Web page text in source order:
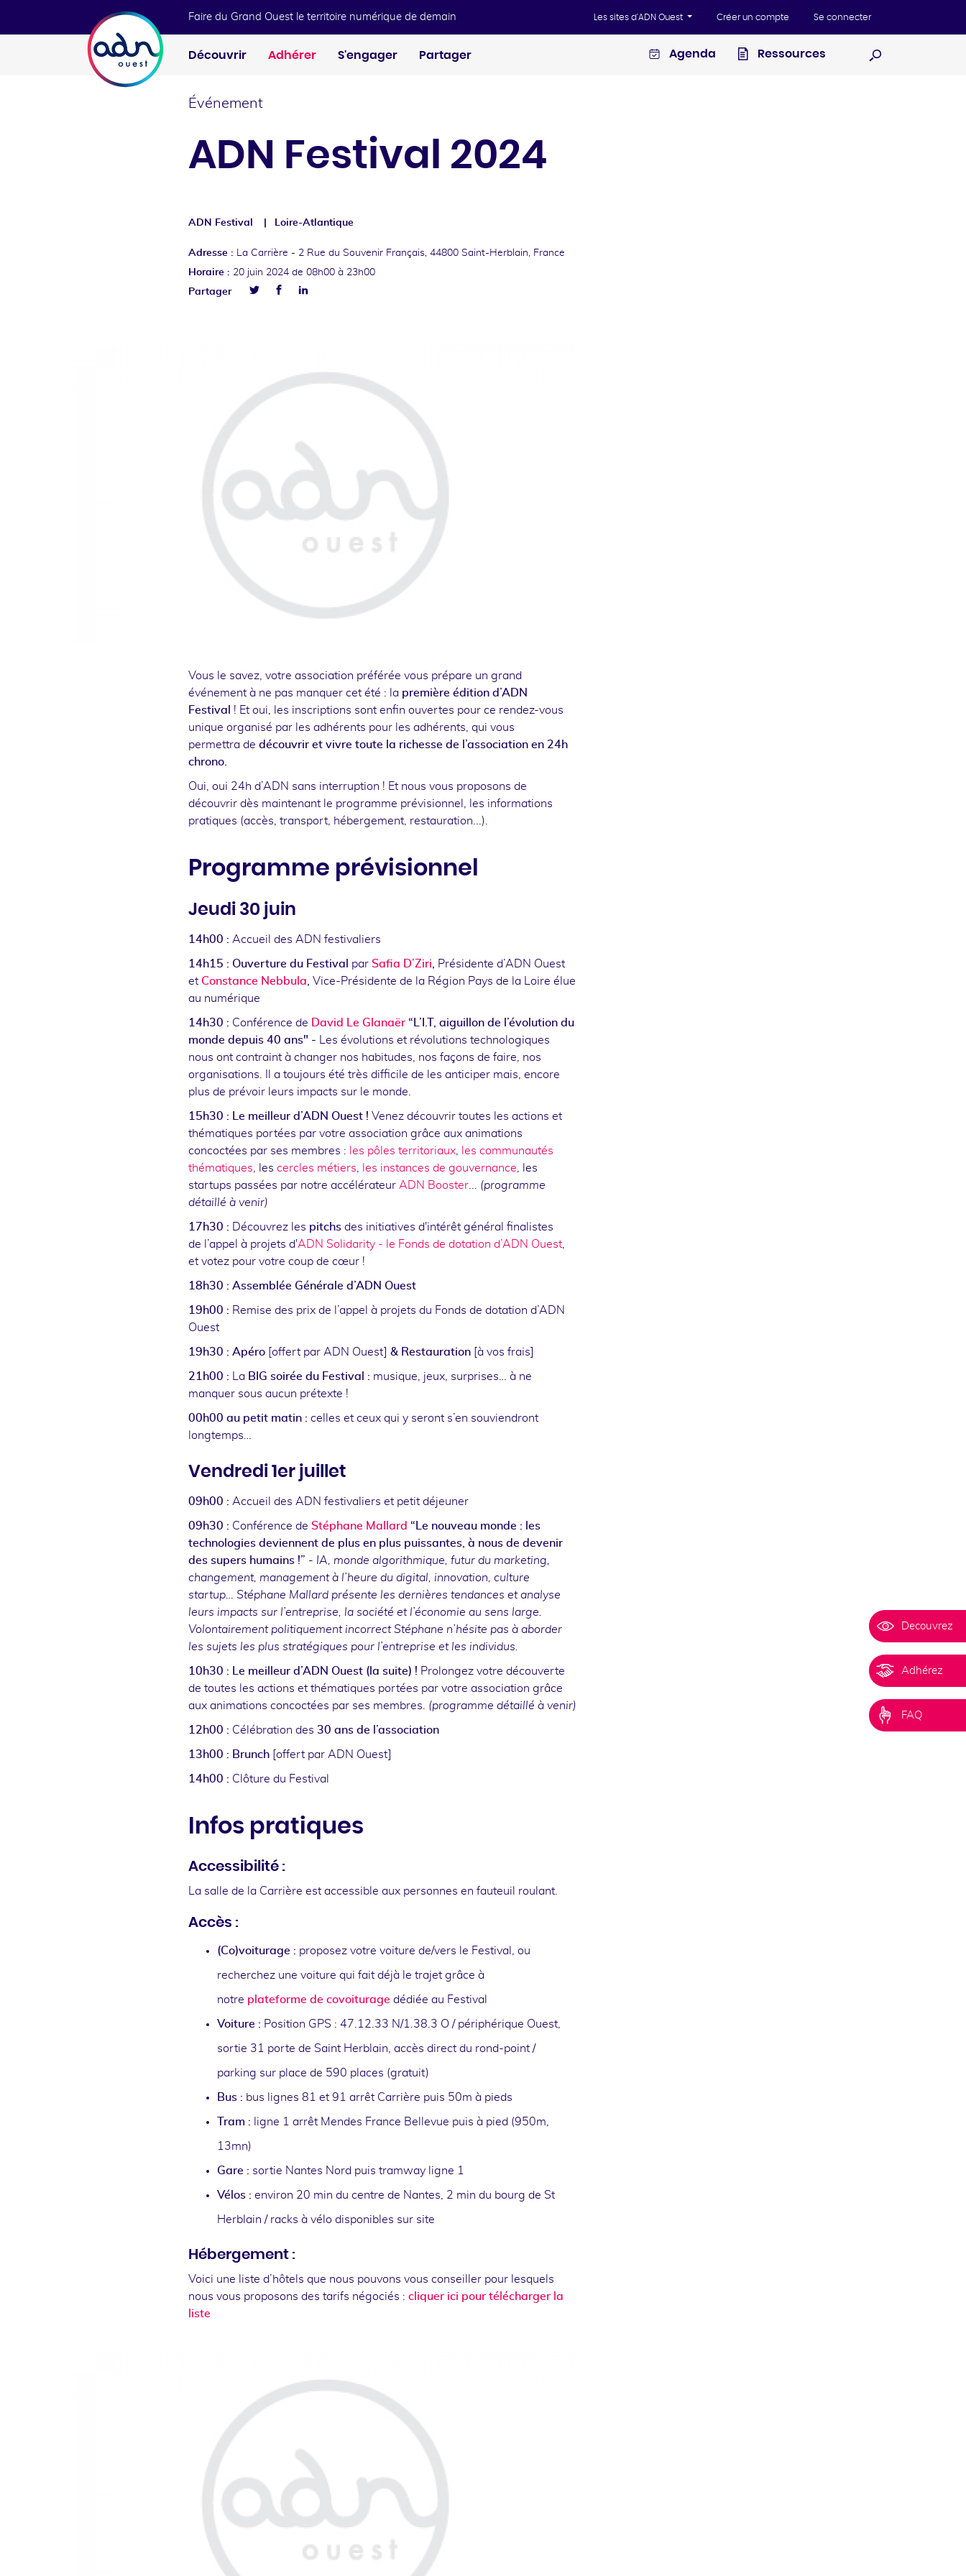
Faire du Grand Ouest le territoire numérique de demain Les sites d'ADN Ouest Créer un compte Se connecter
Découvrir Adhérer S'engager Partager Agenda
Ressources
Événement
ADN Festival 2024
ADN Festival Loire-Atlantique
Adresse : La Carrière - 2 Rue du Souvenir Français, 44800 Saint-Herblain, France
Horaire : 20 juin 2024 de 08h00 à 23h00
Partager
FacebookLinkedin
Vous le savez, votre association préférée vous prépare un grand
événement à ne pas manquer cet été : la première édition d’ADN
Festival
! Et oui, les inscriptions sont enfin ouvertes pour ce rendez-vous
unique organisé par les adhérents pour les adhérents, qui vous
permettra de découvrir et vivre toute la richesse de l’association en 24h
chrono.
Oui, oui 24h d’ADN sans interruption ! Et nous vous proposons de
découvrir dès maintenant le programme prévisionnel, les informations
pratiques (accès, transport, hébergement, restauration...).
Programme prévisionnel
Jeudi 30 juin
14h00 : Accueil des ADN festivaliers
14h15 : Ouverture du Festival par Safia D’Ziri, Présidente d’ADN Ouest
et Constance Nebbula, Vice-Présidente de la Région Pays de la Loire élue
au numérique
14h30 : Conférence de David Le Glanaër “L’I.T, aiguillon de l’évolution du
monde depuis 40 ans" - Les évolutions et révolutions technologiques
nous ont contraint à changer nos habitudes, nos façons de faire, nos
organisations. Il a toujours été très difficile de les anticiper mais, encore
plus de prévoir leurs impacts sur le monde.
15h30 : Le meilleur d’ADN Ouest ! Venez découvrir toutes les actions et
thématiques portées par votre association grâce aux animations
concoctées par ses membres : les pôles territoriaux, les communautés
thématiques, les cercles métiers, les instances de gouvernance, les
startups passées par notre accélérateur ADN Booster... (programme
détaillé à venir)
17h30 : Découvrez les pitchs des initiatives d'intérêt général finalistes
de l’appel à projets d'ADN Solidarity - le Fonds de dotation d’ADN Ouest,
et votez pour votre coup de cœur !
18h30 : Assemblée Générale d’ADN Ouest
19h00 : Remise des prix de l’appel à projets du Fonds de dotation d’ADN
Ouest
19h30 : Apéro [offert par ADN Ouest] & Restauration [à vos frais]
21h00 : La BIG soirée du Festival : musique, jeux, surprises… à ne
manquer sous aucun prétexte !
00h00 au petit matin : celles et ceux qui y seront s’en souviendront
longtemps…
Vendredi 1er juillet
09h00 : Accueil des ADN festivaliers et petit déjeuner
09h30 : Conférence de Stéphane Mallard “Le nouveau monde : les
technologies deviennent de plus en plus puissantes, à nous de devenir
des supers humains !” - IA, monde algorithmique, futur du marketing,
changement, management à l’heure du digital, innovation, culture
startup… Stéphane Mallard présente les dernières tendances et analyse
leurs impacts sur l’entreprise, la société et l’économie au sens large.
Volontairement politiquement incorrect Stéphane n’hésite pas à aborder
les sujets les plus stratégiques pour l’entreprise et les individus.
10h30 : Le meilleur d’ADN Ouest (la suite) ! Prolongez votre découverte
de toutes les actions et thématiques portées par votre association grâce
aux animations concoctées par ses membres. (programme détaillé à venir)
12h00 : Célébration des 30 ans de l’association
13h00 : Brunch [offert par ADN Ouest]
14h00 : Clôture du Festival
Infos pratiques
Accessibilité :
La salle de la Carrière est accessible aux personnes en fauteuil roulant.
Accès :
(Co)voiturage : proposez votre voiture de/vers le Festival, ou
recherchez une voiture qui fait déjà le trajet grâce à
notre plateforme de covoiturage dédiée au Festival
Voiture : Position GPS : 47.12.33 N/1.38.3 O / périphérique Ouest,
sortie 31 porte de Saint Herblain, accès direct du rond-point /
parking sur place de 590 places (gratuit)
Bus : bus lignes 81 et 91 arrêt Carrière puis 50m à pieds
Tram : ligne 1 arrêt Mendes France Bellevue puis à pied (950m,
13mn)
Gare : sortie Nantes Nord puis tramway ligne 1
Vélos : environ 20 min du centre de Nantes, 2 min du bourg de St
Herblain / racks à vélo disponibles sur site
Hébergement :
Voici une liste d’hôtels que nous pouvons vous conseiller pour lesquels
nous vous proposons des tarifs négociés : cliquer ici pour télécharger la
liste
Decouvrez
Adhérez
FAQ